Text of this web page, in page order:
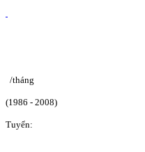
/tháng
(1986 - 2008)
Tuyển: